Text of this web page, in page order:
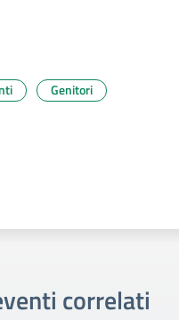
Genitori
correlati